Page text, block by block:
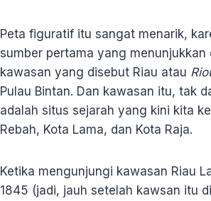
Peta figuratif itu sangat menarik,
sumber pertama yang menunjukkan
kawasan yang disebut Riau atau
Pulau Bintan. Dan kawasan itu, tak
adalah situs sejarah yang kini kita
Rebah, Kota Lama, dan Kota Raja.
Ketika mengunjungi kawasan Riau
1845 (jadi, jauh setelah kawsan itu